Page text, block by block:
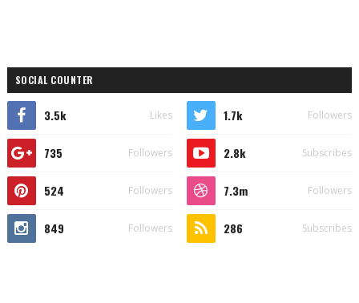
SOCIAL COUNTER
3.5k Likes 1.7k Followers
735 Followers 2.8k Subscribes
524 Followers 7.3m Followers
849 Followers 286 Subscribes